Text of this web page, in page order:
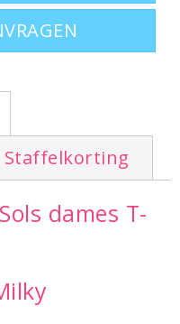
Staffelkorting
dames T-